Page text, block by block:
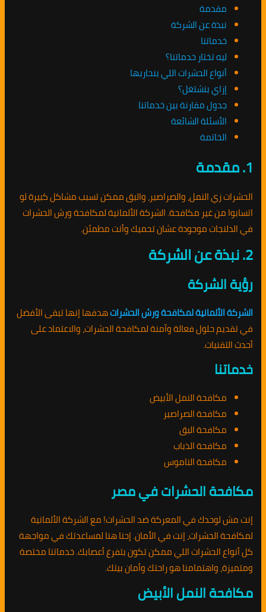
مقدمة
نبذة عن الشركة
خدماتنا
ليه تختار خدماتنا؟
أنواع الحشرات اللي بنحاربها
إزاي بنشتغل؟
جدول مقارنة بين خدماتنا
الأسئلة الشائعة
الخاتمة
1. مقدمة
الحشرات زي النمل، والصراصير، والبق ممكن تسبب مشاكل كبيرة لو
اتسابوا من غير مكافحة. الشركة الألمانية لمكافحة ورش الحشرات
في الدلنجات موجودة عشان تحميك وأنت مطمئن.
2. نبذة عن الشركة
رؤية الشركة
الشركة الألمانية لمكافحة ورش الحشراتهدفها إنها تبقى الأفضل
في تقديم حلول فعالة وآمنة لمكافحة الحشرات، والاعتماد على
أحدث التقنيات.
خدماتنا
مكافحة النمل الأبيض
مكافحة الصراصير
مكافحة البق
مكافحة الذباب
مكافحة الناموس
مكافحة الحشرات في مصر
إنت مش لوحدك في المعركة ضد الحشرات! مع الشركة الألمانية
لمكافحة الحشرات، إنت في الأمان. إحنا هنا لمساعدتك في مواجهة
كل أنواع الحشرات اللي ممكن تكون بتفرغ أعصابك. خدماتنا مختصة
ومتميزة، واهتمامنا هو راحتك وأمان بيتك.
مكافحة النمل الأبيض